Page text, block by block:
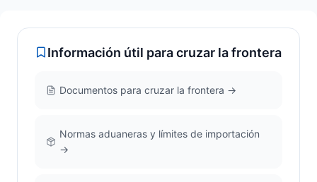
Información útil para cruzar la frontera
Documentos para cruzar la frontera →
Normas aduaneras y límites de importación
→